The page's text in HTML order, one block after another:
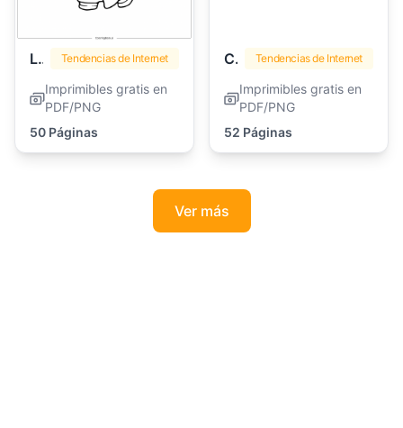
Labubu Tendencias de Internet
Imprimibles gratis en
PDF/PNG
50 Páginas
Cazadores de Demonios Kpop Tendencias de Internet
Imprimibles gratis en
PDF/PNG
52 Páginas
Ver más